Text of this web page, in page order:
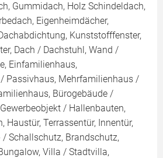
Gummidach, Holz Schindeldach,
Eigenheimdächer,
Kunststofffenster,
Dach / Dachstuhl, Wand /
Einfamilienhaus,
Passivhaus, Mehrfamilienhaus /
Bürogebäude /
/ Hallenbauten,
Haustür, Terrassentür, Innentür,
/ Schallschutz, Brandschutz,
Villa / Stadtvilla,